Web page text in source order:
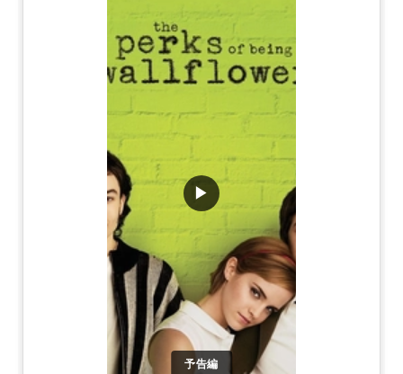
予告編
▶